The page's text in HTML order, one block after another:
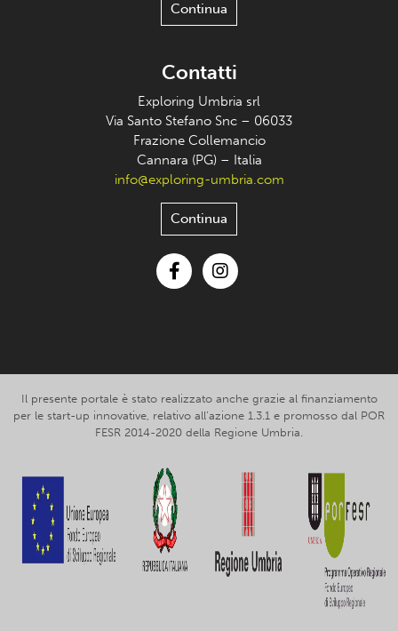
Continua
Contatti
Exploring Umbria srl
Via Santo Stefano Snc – 06033
Frazione Collemancio
Cannara (PG) – Italia
info@exploring-umbria.com
Continua
Il presente portale è stato realizzato anche grazie al finanziamento
per le start-up innovative, relativo all’azione 1.3.1 e promosso dal POR
FESR 2014-2020 della Regione Umbria.